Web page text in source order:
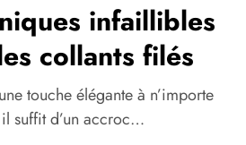
infaillibles
collants filés
touche élégante à n’importe
suffit d’un accroc…